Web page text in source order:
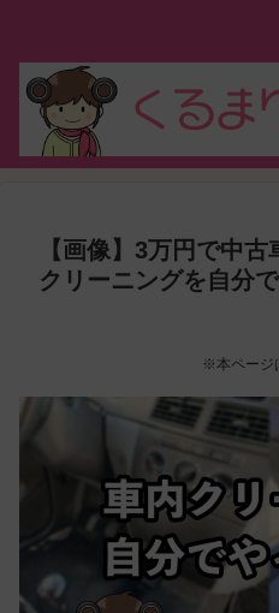
【画像】3万円で中
クリーニングを自分
※本ページ